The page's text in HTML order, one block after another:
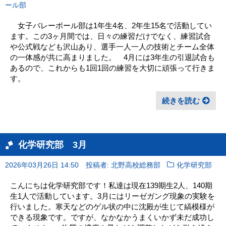
ール部
女子バレーボール部は1年生4名、2年生15名で活動してい
ます。この3ヶ月間では、日々の練習だけでなく、練習試合
や公式戦なども沢山あり、選手一人一人の技術とチーム全体
の一体感が共に高まりました。 4月には3年生の引退試合も
あるので、これからも1回1回の練習を大切に頑張って行きま
す。
続きを読む
化学研究部 3月
2026年03月26日 14:50 投稿者: 北野高校総務部 化学研究部
こんにちは化学研究部です！私達は現在139期生2人、140期
生1人で活動しています。3月にはリーゼガング現象の実験を
行いました。寒天などのゲル状の中に沈殿が生じて縞模様が
できる現象です。ですが、なかなかうまくいかず未だ成功し